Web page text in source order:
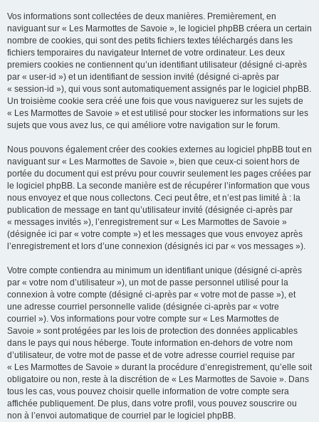
Vos informations sont collectées de deux manières. Premièrement, en
naviguant sur « Les Marmottes de Savoie », le logiciel phpBB créera un certain
nombre de cookies, qui sont des petits fichiers textes téléchargés dans les
fichiers temporaires du navigateur Internet de votre ordinateur. Les deux
premiers cookies ne contiennent qu’un identifiant utilisateur (désigné ci-après
par « user-id ») et un identifiant de session invité (désigné ci-après par
« session-id »), qui vous sont automatiquement assignés par le logiciel phpBB.
Un troisième cookie sera créé une fois que vous naviguerez sur les sujets de
« Les Marmottes de Savoie » et est utilisé pour stocker les informations sur les
sujets que vous avez lus, ce qui améliore votre navigation sur le forum.
Nous pouvons également créer des cookies externes au logiciel phpBB tout en
naviguant sur « Les Marmottes de Savoie », bien que ceux-ci soient hors de
portée du document qui est prévu pour couvrir seulement les pages créées par
le logiciel phpBB. La seconde manière est de récupérer l’information que vous
nous envoyez et que nous collectons. Ceci peut être, et n’est pas limité à : la
publication de message en tant qu’utilisateur invité (désignée ci-après par
« messages invités »), l’enregistrement sur « Les Marmottes de Savoie »
(désignée ici par « votre compte ») et les messages que vous envoyez après
l’enregistrement et lors d’une connexion (désignés ici par « vos messages »).
Votre compte contiendra au minimum un identifiant unique (désigné ci-après
par « votre nom d’utilisateur »), un mot de passe personnel utilisé pour la
connexion à votre compte (désigné ci-après par « votre mot de passe »), et
une adresse courriel personnelle valide (désignée ci-après par « votre
courriel »). Vos informations pour votre compte sur « Les Marmottes de
Savoie » sont protégées par les lois de protection des données applicables
dans le pays qui nous héberge. Toute information en-dehors de votre nom
d’utilisateur, de votre mot de passe et de votre adresse courriel requise par
« Les Marmottes de Savoie » durant la procédure d’enregistrement, qu’elle soit
obligatoire ou non, reste à la discrétion de « Les Marmottes de Savoie ». Dans
tous les cas, vous pouvez choisir quelle information de votre compte sera
affichée publiquement. De plus, dans votre profil, vous pouvez souscrire ou
non à l’envoi automatique de courriel par le logiciel phpBB.